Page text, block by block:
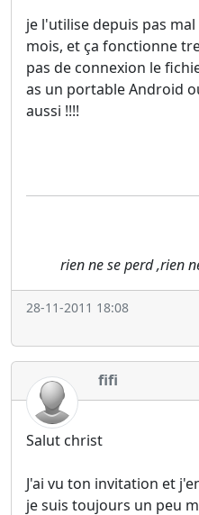
je l'utilise depuis pas
mois, et ça fonctionne
pas de connexion le
as un portable Android
aussi !!!!
rien ne se perd ,rien
28-11-2011 18:08
fifi
Salut christ
J'ai vu ton invitation et
je suis toujours un peu